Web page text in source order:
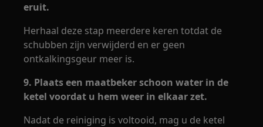
eruit.
Herhaal deze stap meerdere keren totdat de
schubben zijn verwijderd en er geen
ontkalkingsgeur meer is.
9. Plaats een maatbeker schoon water in de
ketel voordat u hem weer in elkaar zet.
Nadat de reiniging is voltooid, mag u de ketel